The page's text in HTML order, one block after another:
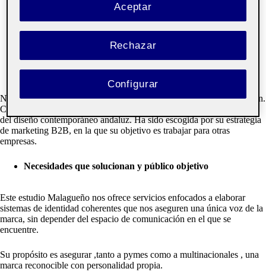
Narita es un estudio de branding y diseño estratégico de comunicación.
Con más de 22 años de experiencia se han convertido en un referente
del diseño contemporáneo andaluz. Ha sido escogida por su estrategia
de marketing B2B, en la que su objetivo es trabajar para otras
empresas.
Necesidades que solucionan y público objetivo
Este estudio Malagueño nos ofrece servicios enfocados a elaborar
sistemas de identidad coherentes que nos aseguren una única voz de la
marca, sin depender del espacio de comunicación en el que se
encuentre.
Su propósito es asegurar ,tanto a pymes como a multinacionales , una
marca reconocible con personalidad propia.
Rechazar
Aceptar
Configurar